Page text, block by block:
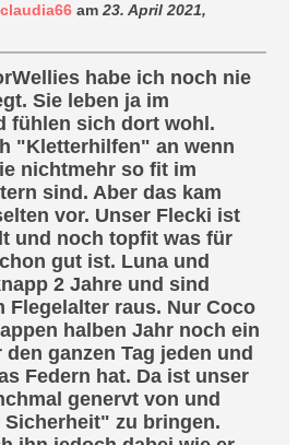
claudia66 am 23. April 2021,
habe ich noch nie
Sie leben ja im
fühlen sich dort wohl.
"Kletterhilfen" an wenn
nichtmehr so fit im
sind. Aber das kam
vor. Unser Flecki ist
und noch topfit was für
gut ist. Luna und
2 Jahre und sind
Flegelalter raus. Nur Coco
halben Jahr noch ein
ganzen Tag jeden und
Federn hat. Da ist unser
genervt von und
zu bringen.